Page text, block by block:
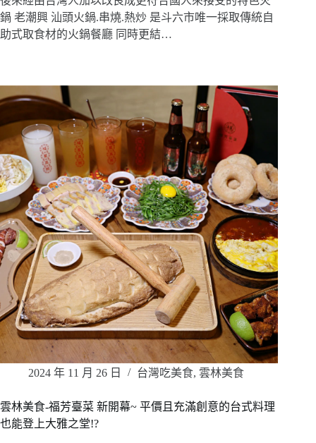
鍋 老潮興 汕頭火鍋.串燒.熱炒 是斗六市唯一採取傳統自
助式取食材的火鍋餐廳 同時更結…
2024 年 11 月 26 日 台灣吃美食, 雲林美食
雲林美食-福芳臺菜 新開幕~ 平價且充滿創意的台式料理
也能登上大雅之堂!?